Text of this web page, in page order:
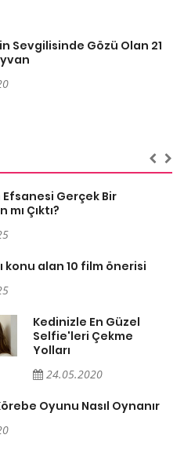
Sevgilisinde Gözü Olan 21
Gerçek Bir
Çıktı?
konu alan 10 film önerisi
Kedinizle En Güzel
Selfie'leri Çekme
Yolları
24.05.2020
Oyunu Nasıl Oynanır